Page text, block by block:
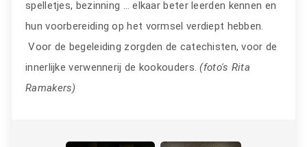
spelletjes, bezinning … elkaar beter leerden kennen en
hun voorbereiding op het vormsel verdiept hebben.
Voor de begeleiding zorgden de catechisten, voor de
innerlijke verwennerij de kookouders.(foto's Rita
Ramakers)